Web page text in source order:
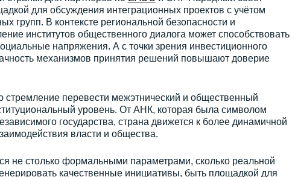
для обсуждения интеграционных проектов с учётом
групп. В контексте региональной безопасности и
институтов общественного диалога может способствовать
напряжения. А с точки зрения инвестиционного
механизмов принятия решений повышают доверие
перевести межэтнический и общественный
уровень. От АНК, которая была символом
государства, страна движется к более динамичной
власти и общества.
не столько формальными параметрами, сколько реальной
качественные инициативы, быть площадкой для